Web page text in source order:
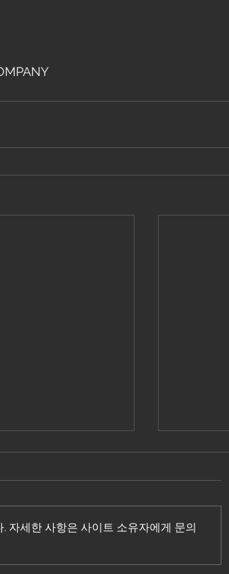
RHEMA
자세한 사항은 사이트 소유자에게 문의